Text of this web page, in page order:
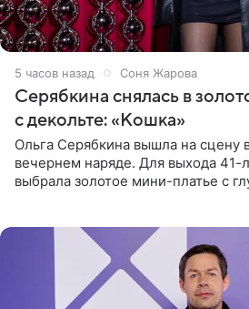
5 часов назад Соня Жарова
Серябкина снялась в
с декольте: «Кошка»
Ольга Серябкина вышла на сцену
вечернем наряде. Для выхода 41-
выбрала золотое мини-платье с